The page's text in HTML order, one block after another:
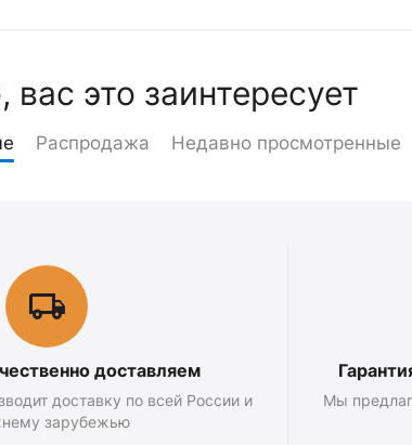
это заинтересует
Распродажа Недавно просмотренные
доставляем
доставку по всей России и
зарубежью
Мы